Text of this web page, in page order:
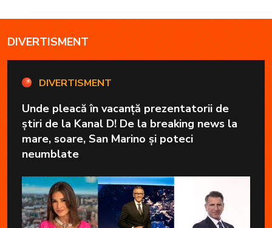
DIVERTISMENT
DIVERTISMENT
Unde pleacă în vacanță prezentatorii de
știri de la Kanal D! De la breaking news la
mare, soare, San Marino și poteci
neumblate